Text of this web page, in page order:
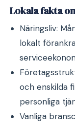
Lokala fakta
Näringsliv:
lokalt
och enskilda
personliga
Vanliga